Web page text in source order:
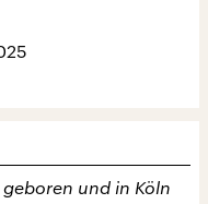
geboren und in Köln